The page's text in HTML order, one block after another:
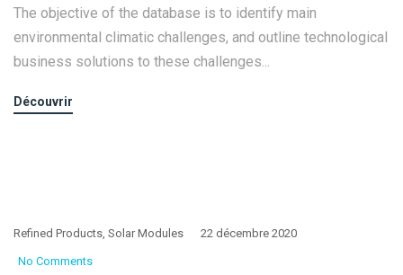
The objective of the database is to identify main
environmental climatic challenges, and outline technological
business solutions to these challenges...
Découvrir
Refined Products, Solar Modules 22 décembre 2020
No Comments